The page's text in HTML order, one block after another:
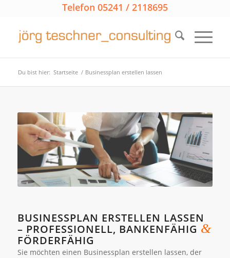
Telefon 05241 / 2118695
Du bist hier: Startseite / Businessplan erstellen lassen
BUSINESSPLAN ERSTELLEN LASSEN
– PROFESSIONELL, BANKENFÄHIG &
FÖRDERFÄHIG
Sie möchten einen Businessplan erstellen lassen, der